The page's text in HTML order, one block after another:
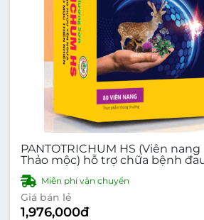
PANTOTRICHUM HS (Viên
Thảo mộc) hỗ trợ chữa bệnh
Miễn phí vận chuyển
Giá bán lẻ
1,976,000đ